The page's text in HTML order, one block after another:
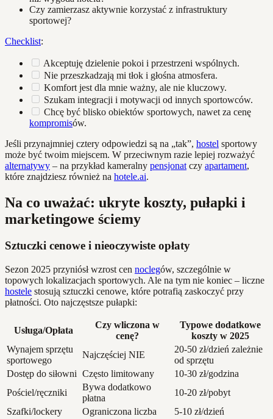
Czy zamierzasz aktywnie korzystać z infrastruktury
sportowej?
Checklist:
Akceptuję dzielenie pokoi i przestrzeni wspólnych.
Nie przeszkadzają mi tłok i głośna atmosfera.
Komfort jest dla mnie ważny, ale nie kluczowy.
Szukam integracji i motywacji od innych sportowców.
Chcę być blisko obiektów sportowych, nawet za cenę
kompromisów.
Jeśli przynajmniej cztery odpowiedzi są na „tak”, hostel sportowy
może być twoim miejscem. W przeciwnym razie lepiej rozważyć
alternatywy – na przykład kameralny pensjonat czy apartament,
które znajdziesz również na hotele.ai.
Na co uważać: ukryte koszty, pułapki i
marketingowe ściemy
Sztuczki cenowe i nieoczywiste opłaty
Sezon 2025 przyniósł wzrost cen noclegów, szczególnie w
topowych lokalizacjach sportowych. Ale na tym nie koniec – liczne
hostele stosują sztuczki cenowe, które potrafią zaskoczyć przy
płatności. Oto najczęstsze pułapki:
Usługa/Opłata
Czy wliczona w
cenę?
Typowe dodatkowe
koszty w 2025
Wynajem sprzętu
sportowego
Najczęściej NIE
20-50 zł/dzień zależnie
od sprzętu
Dostęp do siłowni Często limitowany
10-30 zł/godzina
Pościel/ręczniki
Bywa dodatkowo
płatna
10-20 zł/pobyt
Szafki/lockery
Ograniczona liczba
5-10 zł/dzień